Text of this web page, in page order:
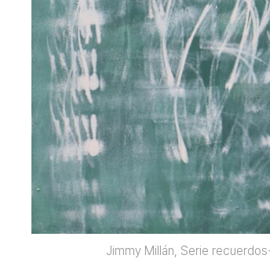
Jimmy Millán, Serie